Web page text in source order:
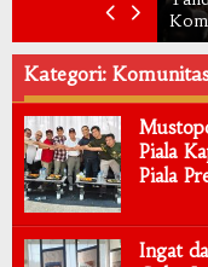
Kategori:
Piala
Piala
Ingat